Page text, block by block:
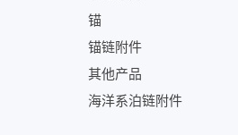
锚
锚链附件
其他产品
海洋系泊链附件